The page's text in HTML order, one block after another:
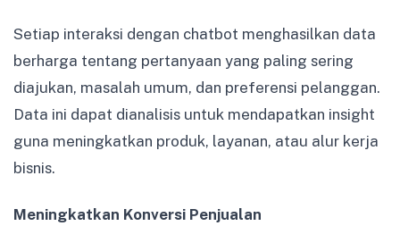
Setiap interaksi dengan chatbot menghasilkan data
berharga tentang pertanyaan yang paling sering
diajukan, masalah umum, dan preferensi pelanggan.
Data ini dapat dianalisis untuk mendapatkan insight
guna meningkatkan produk, layanan, atau alur kerja
bisnis.
Meningkatkan Konversi Penjualan